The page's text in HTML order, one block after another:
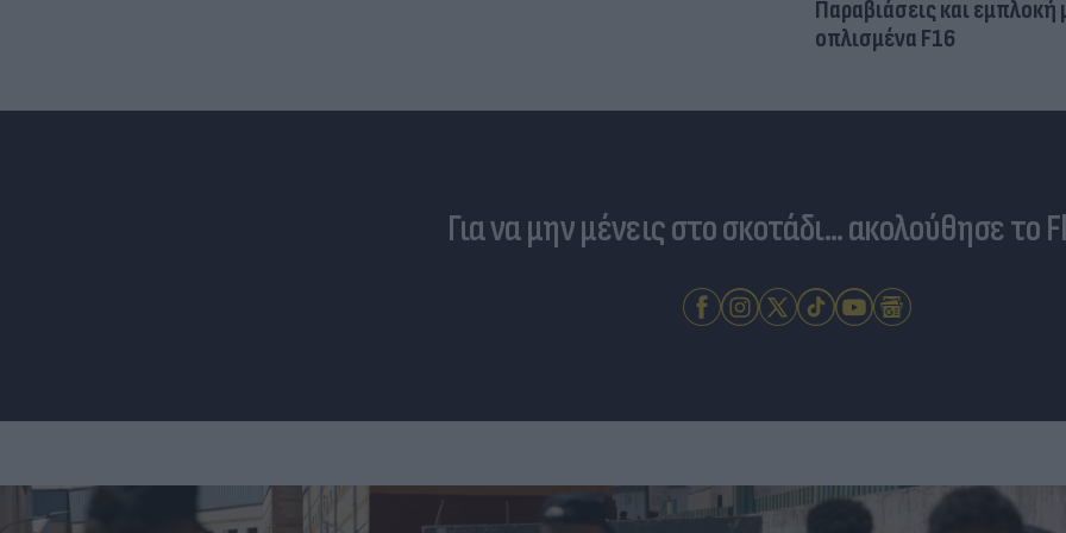
Παραβιάσεις και εμπλοκή
οπλισμένα F16
Για να μην μένεις στο σκοτάδι... ακολούθησε το